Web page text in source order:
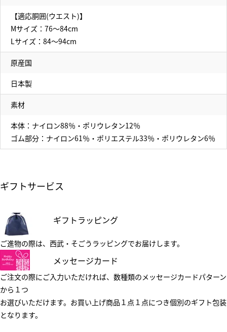
【適応胴囲(ウエスト)】
Mサイズ：76～84cm
Lサイズ：84～94cm
原産国
日本製
素材
本体：ナイロン88％・ポリウレタン12％
ゴム部分：ナイロン61％・ポリエステル33％・ポリウレタン6％
ギフトサービス
ギフトラッピング
ご進物の際は、西武・そごうラッピングでお届けします。
メッセージカード
ご注文の際にご入力いただければ、数種類のメッセージカードパターン
から１つ
お選びいただけます。お買い上げ商品１点１点につき個別のギフト包装
となります。